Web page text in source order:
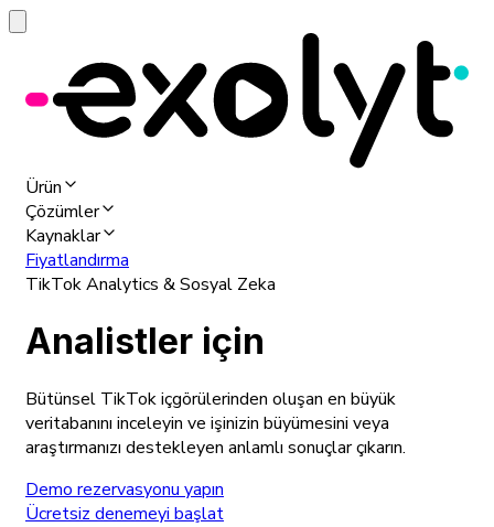
Ürün
Çözümler
Kaynaklar
Fiyatlandırma
TikTok Analytics & Sosyal Zeka
Analistler için
Bütünsel TikTok içgörülerinden oluşan en büyük
veritabanını inceleyin ve işinizin büyümesini veya
araştırmanızı destekleyen anlamlı sonuçlar çıkarın.
Demo rezervasyonu yapın
Ücretsiz denemeyi başlat